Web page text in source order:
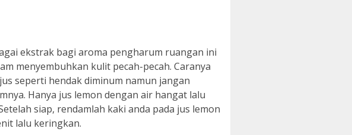
ekstrak bagi aroma pengharum ruangan ini
menyembuhkan kulit pecah-pecah. Caranya
seperti hendak diminum namun jangan
Hanya jus lemon dengan air hangat lalu
siap, rendamlah kaki anda pada jus lemon
lalu keringkan.